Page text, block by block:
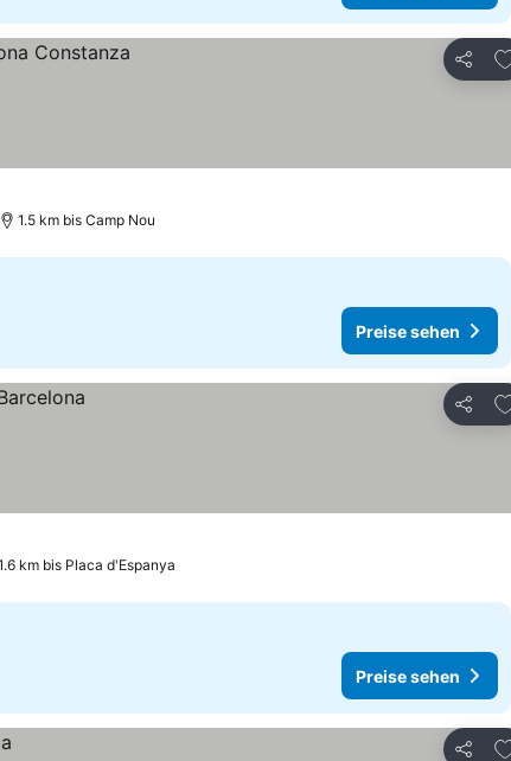
Teilen
1.5 km bis Camp Nou
Preise sehen
Teilen
km bis Placa d'Espanya
Preise sehen